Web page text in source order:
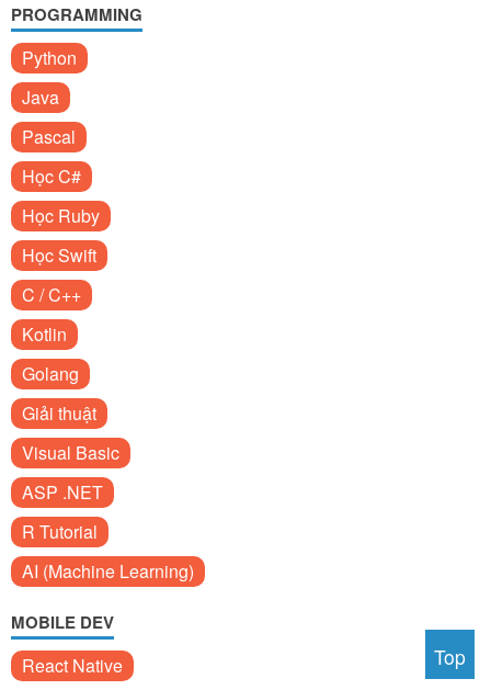
PROGRAMMING
Python
Java
Pascal
Học C#
Học Ruby
Học Swift
C / C++
Kotlin
Golang
Giải thuật
Visual Basic
ASP .NET
R Tutorial
AI (Machine Learning)
MOBILE DEV
React Native Top